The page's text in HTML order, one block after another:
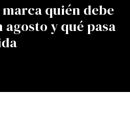
quién debe
agosto y qué pasa